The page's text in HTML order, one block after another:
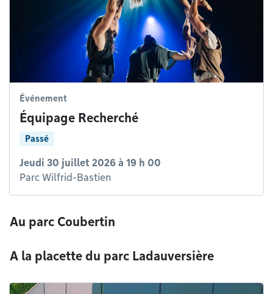
Événement
Équipage Recherché
Passé
Jeudi 30 juillet 2026 à 19 h 00
Parc Wilfrid-Bastien
Au parc Coubertin
A la placette du parc Ladauversière